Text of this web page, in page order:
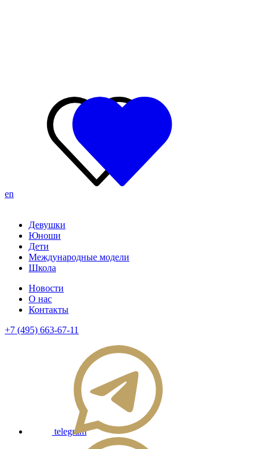
en
Девушки
Юноши
Дети
Международные модели
Школа
Новости
О нас
Контакты
+7 (495) 663-67-11
telegram